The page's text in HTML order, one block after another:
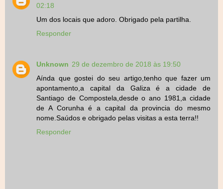
02:18
Um dos locais que adoro. Obrigado pela partilha.
Responder
Unknown 29 de dezembro de 2018 às 19:50
Aínda que gostei do seu artigo,tenho que fazer um
apontamento,a capital da Galiza é a cidade de
Santiago de Compostela,desde o ano 1981,a cidade
de A Corunha é a capital da provincia do mesmo
nome.Saúdos e obrigado pelas visitas a esta terra!!
Responder